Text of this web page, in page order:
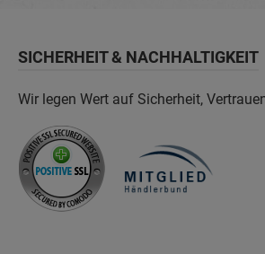
SICHERHEIT & NACHHALTIGKEIT
Wir legen Wert auf Sicherheit,